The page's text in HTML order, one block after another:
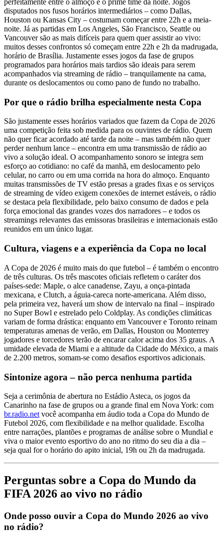
perfeitamente entre o almoço e o prime time da noite. Jogos
disputados nos fusos horários intermediários – como Dallas,
Houston ou Kansas City – costumam começar entre 22h e a meia-
noite. Já as partidas em Los Angeles, São Francisco, Seattle ou
Vancouver são as mais difíceis para quem quer assistir ao vivo:
muitos desses confrontos só começam entre 22h e 2h da madrugada,
horário de Brasília. Justamente esses jogos da fase de grupos
programados para horários mais tardios são ideais para serem
acompanhados via streaming de rádio – tranquilamente na cama,
durante os deslocamentos ou como pano de fundo no trabalho.
Por que o rádio brilha especialmente nesta Copa
São justamente esses horários variados que fazem da Copa de 2026
uma competição feita sob medida para os ouvintes de rádio. Quem
não quer ficar acordado até tarde da noite – mas também não quer
perder nenhum lance – encontra em uma transmissão de rádio ao
vivo a solução ideal. O acompanhamento sonoro se integra sem
esforço ao cotidiano: no café da manhã, em deslocamento pelo
celular, no carro ou em uma corrida na hora do almoço. Enquanto
muitas transmissões de TV estão presas a grades fixas e os serviços
de streaming de vídeo exigem conexões de internet estáveis, o rádio
se destaca pela flexibilidade, pelo baixo consumo de dados e pela
força emocional das grandes vozes dos narradores – e todos os
streamings relevantes das emissoras brasileiras e internacionais estão
reunidos em um único lugar.
Cultura, viagens e a experiência da Copa no local
A Copa de 2026 é muito mais do que futebol – é também o encontro
de três culturas. Os três mascotes oficiais refletem o caráter dos
países-sede: Maple, o alce canadense, Zayu, a onça-pintada
mexicana, e Clutch, a águia-careca norte-americana. Além disso,
pela primeira vez, haverá um show de intervalo na final – inspirado
no Super Bowl e estrelado pelo Coldplay. As condições climáticas
variam de forma drástica: enquanto em Vancouver e Toronto reinam
temperaturas amenas de verão, em Dallas, Houston ou Monterrey
jogadores e torcedores terão de encarar calor acima dos 35 graus. A
umidade elevada de Miami e a altitude da Cidade do México, a mais
de 2.200 metros, somam-se como desafios esportivos adicionais.
Sintonize agora – não perca nenhuma partida
Seja a cerimônia de abertura no Estádio Asteca, os jogos da
Canarinho na fase de grupos ou a grande final em Nova York: com
br.radio.net você acompanha em áudio toda a Copa do Mundo de
Futebol 2026, com flexibilidade e na melhor qualidade. Escolha
entre narrações, plantões e programas de análise sobre o Mundial e
viva o maior evento esportivo do ano no ritmo do seu dia a dia –
seja qual for o horário do apito inicial, 19h ou 2h da madrugada.
Perguntas sobre a Copa do Mundo da
FIFA 2026 ao vivo no rádio
Onde posso ouvir a Copa do Mundo 2026 ao vivo
no rádio?